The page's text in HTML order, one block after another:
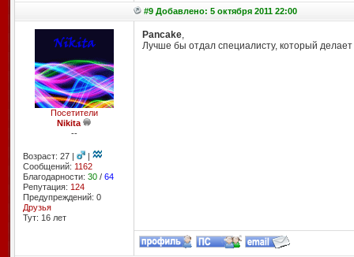
#9 Добавлено: 5 октября 2011 22:00
Посетители
Nikita
--
Возраст: 27 |
|
Сообщений: 1162
Благодарности: 30/ 64
Репутация: 124
Предупреждений: 0
Друзья
Тут: 16 лет
Pancake,
Лучше бы отдал специалисту, который